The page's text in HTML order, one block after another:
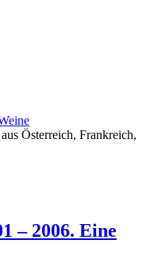
Österreich, Frankreich,
– 2006. Eine